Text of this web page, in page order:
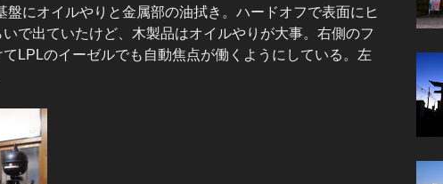
にオイルやりと金属部の油拭き。ハードオフで表面にヒ
で出ていたけど、木製品はオイルやりが大事。右側のフ
LPLのイーゼルでも自動焦点が働くようにしている。左